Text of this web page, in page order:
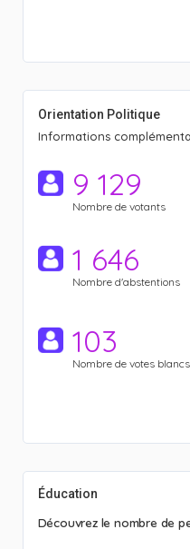
Orientation Politique
Informations
9 129
Nombre de votants
1 646
Nombre d'abstentions
103
Nombre de votes
Éducation
Découvrez le nombre de